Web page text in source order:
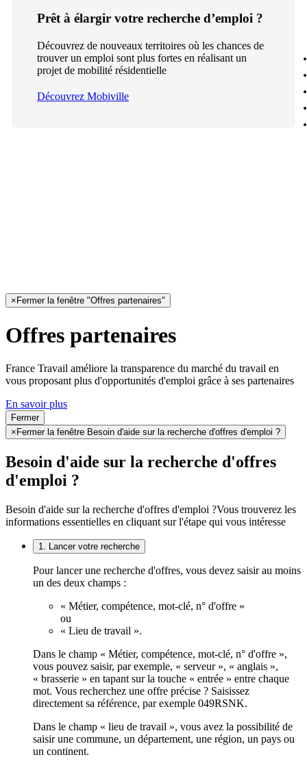
Prêt à élargir votre recherche d’emploi ?
Découvrez de nouveaux territoires où les chances de
trouver un emploi sont plus fortes en réalisant un
projet de mobilité résidentielle
Découvrez Mobiville
× Fermer la fenêtre "Offres partenaires"
Offres partenaires
France Travail améliore la transparence du marché du travail en
vous proposant plus d'opportunités d'emploi grâce à ses partenaires
En savoir plus
Fermer
× Fermer la fenêtre Besoin d'aide sur la recherche d'offres d'emploi ?
Besoin d'aide sur la recherche d'offres
d'emploi ?
Besoin d'aide sur la recherche d'offres d'emploi ?Vous trouverez les
informations essentielles en cliquant sur l'étape qui vous intéresse
1. Lancer votre recherche
Pour lancer une recherche d'offres, vous devez saisir au moins
un des deux champs :
« Métier, compétence, mot-clé, n° d'offre »
ou
« Lieu de travail ».
Dans le champ « Métier, compétence, mot-clé, n° d'offre »,
vous pouvez saisir, par exemple, « serveur », « anglais »,
« brasserie » en tapant sur la touche « entrée » entre chaque
mot. Vous recherchez une offre précise ? Saisissez
directement sa référence, par exemple 049RSNK.
Dans le champ « lieu de travail », vous avez la possibilité de
saisir une commune, un département, une région, un pays ou
un continent.